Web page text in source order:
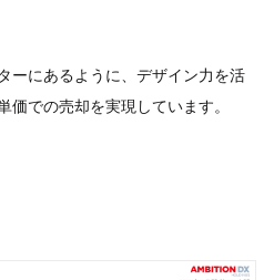
ーにあるように、デザイン力を活
での売却を実現しています。